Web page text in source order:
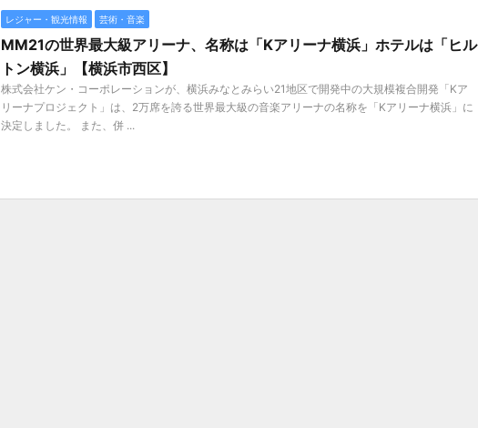
レジャー・観光情報 芸術・音楽
MM21の世界最大級アリーナ、名称は「Kアリーナ横浜」ホテルは「ヒル
トン横浜」【横浜市西区】
株式会社ケン・コーポレーションが、横浜みなとみらい21地区で開発中の大規模複合開発「Kア
リーナプロジェクト」は、2万席を誇る世界最大級の音楽アリーナの名称を「Kアリーナ横浜」に
決定しました。 また、併 ...